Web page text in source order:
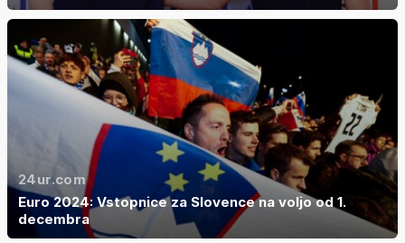
24ur.com
Euro 2024: Vstopnice za Slovence na voljo od 1.
decembra